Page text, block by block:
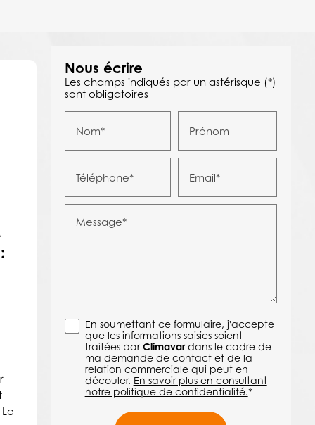
Nous écrire
Les champs indiqués par un astérisque (*)
sont obligatoires
Nom* Prénom
Téléphone* Email*
Message*
En soumettant ce formulaire, j'accepte
que les informations saisies soient
traitées parClimavardans le cadre de
ma demande de contact et de la
relation commerciale qui peut en
découler. En savoir plus en consultant
notre politique de confidentialité.*